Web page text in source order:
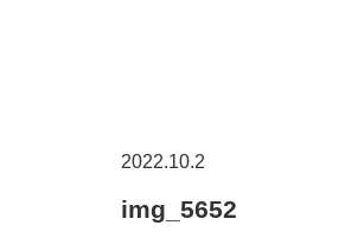
2022.10.2
img_5652